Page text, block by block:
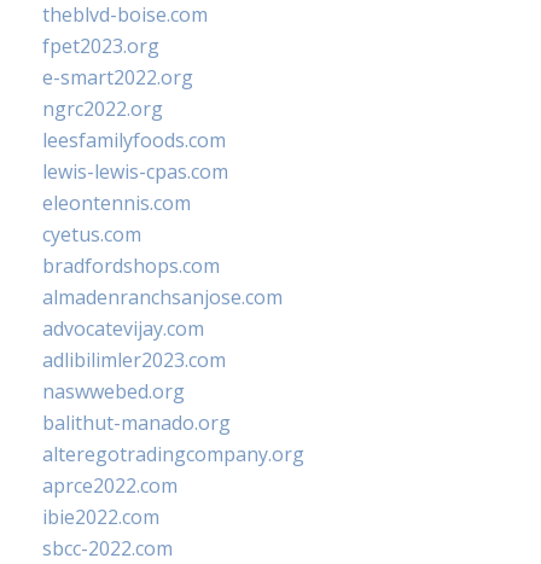
theblvd-boise.com
fpet2023.org
e-smart2022.org
ngrc2022.org
leesfamilyfoods.com
lewis-lewis-cpas.com
eleontennis.com
cyetus.com
bradfordshops.com
almadenranchsanjose.com
advocatevijay.com
adlibilimler2023.com
naswwebed.org
balithut-manado.org
alteregotradingcompany.org
aprce2022.com
ibie2022.com
sbcc-2022.com